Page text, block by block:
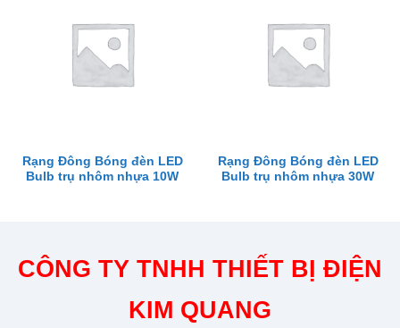
Rạng Đông Bóng đèn LED
Bulb trụ nhôm nhựa 10W
Rạng Đông Bóng đèn LED
Bulb trụ nhôm nhựa 30W
CÔNG TY TNHH THIẾT BỊ ĐIỆN
KIM QUANG